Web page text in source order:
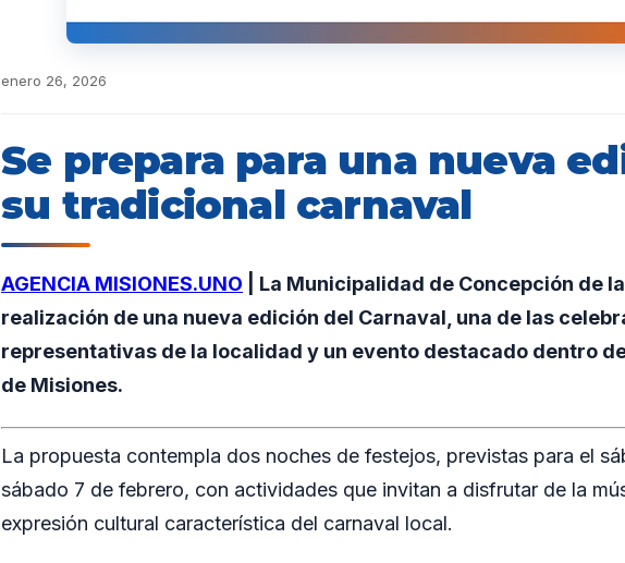
enero 26, 2026
Se prepara para una nueva
su tradicional carnaval
AGENCIA MISIONES.UNO | La Municipalidad de Concepción de
realización de una nueva edición del Carnaval, una de las
representativas de la localidad y un evento destacado dentro
de Misiones.
La propuesta contempla dos noches de festejos, previstas para el
sábado 7 de febrero, con actividades que invitan a disfrutar de la
expresión cultural característica del carnaval local.